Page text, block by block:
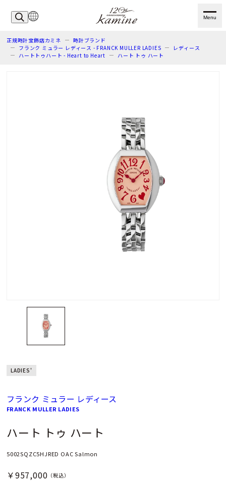
Menu
正規時計宝飾店カミネ
時計ブランド
フランク ミュラー レディース - FRANCK MULLER LADIES
レディース
ハートトゥハート - Heart to Heart
ハート トゥ ハート
LADIES'
フランク ミュラー レディース
FRANCK MULLER LADIES
ハート トゥ ハート
5002SQZC5HJRED OAC Salmon
￥957,000 （税込）